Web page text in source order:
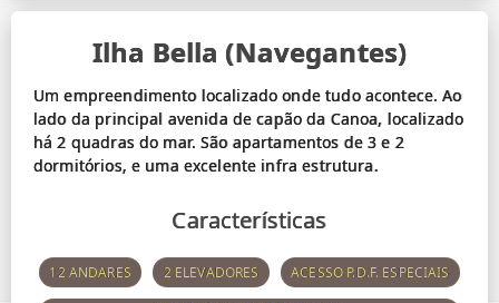
Ilha Bella (Navegantes)
Um empreendimento localizado onde tudo acontece. Ao
lado da principal avenida de capão da Canoa, localizado
há 2 quadras do mar. São apartamentos de 3 e 2
Características
12 ANDARES 2 ELEVADORES ACESSO P.D.F. ESPECIAIS